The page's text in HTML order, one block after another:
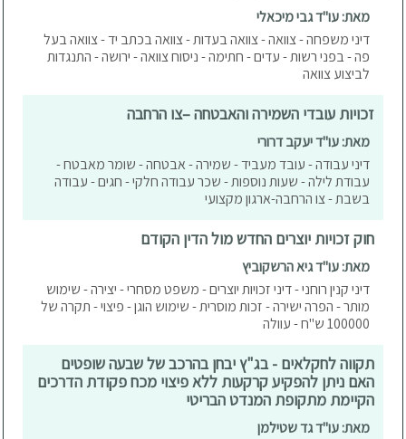
מאת: עו"ד גבי מיכאלי
דיני משפחה - צוואה - צוואה בעדות - צוואה בכתב יד - צוואה בעל
פה - בפני רשות - עדים - חתימה - ניסוח צוואה - ירושה - התנגדות
לביצוע צוואה
זכויות עובדי השמירה והאבטחה –צו הרחבה
מאת: עו"ד יעקב דרורי
דיני עבודה - עובד מעביד - שמירה - אבטחה - שומר מאבטח -
עבודת לילה - שעות נוספות - שכר עבודה חלקי - חגים - עבודה
בשבת - צו הרחבה-ארגון מקצועי
חוק זכויות יוצרים החדש מול הדין הקודם
מאת: עו"ד גיא הרשקוביץ
דיני קנין רוחני - דיני זכויות יוצרים - משפט מסחרי - יצירה - שימוש
מותר - הפרה ישירה - זכות מוסרית - שימוש הוגן - פיצוי - תקרה של
100000 ש"ח - עוולה
תקווה לחקלאים - בג"ץ יבחן בהרכב של שבעה שופטים
האם ניתן להפקיע קרקעות ללא פיצוי מכח פקודת הדרכים
הקיימת מתקופת המנדט הבריטי
מאת: עו"ד גד שטילמן